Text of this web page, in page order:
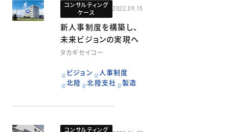
コンサルティング
ケース
2022.09.15
新人事制度を構築し、
未来ビジョンの実現へ
タカギセイコー
ビジョン
人事制度
北陸
北陸支社 製造
コンサルティング